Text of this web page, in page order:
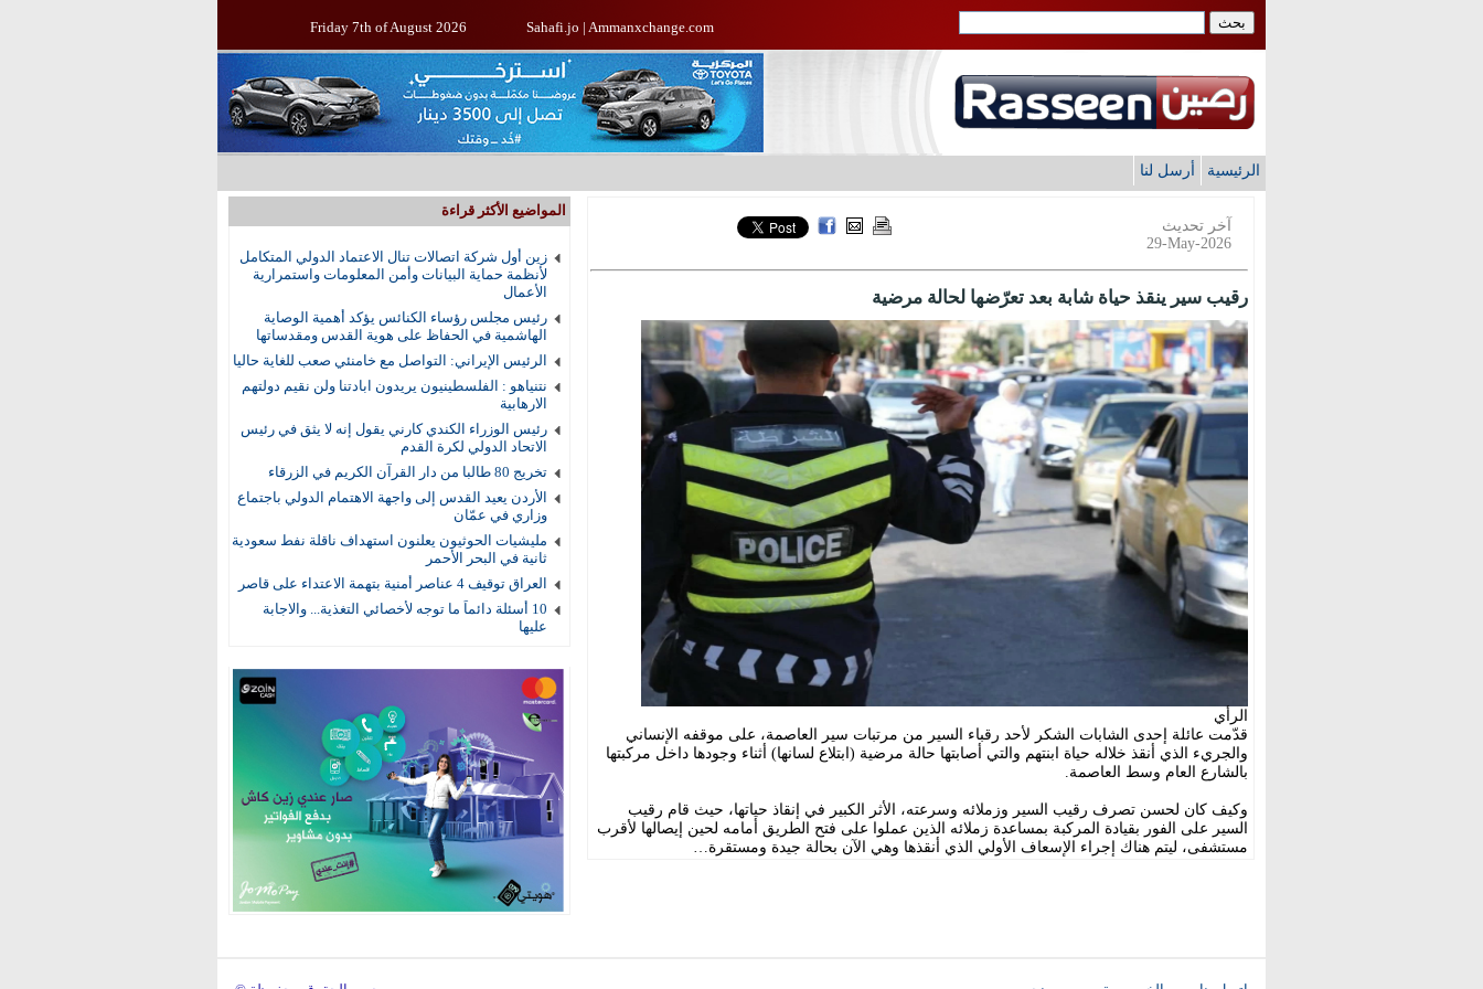
Friday 7th of August 2026 Sahafi.jo | Ammanxchange.com
الرئيسية أرسل لنا
المواضيع الأكثر قراءة
زين أول شركة اتصالات تنال الاعتماد الدولي المتكامل
لأنظمة حماية البيانات وأمن المعلومات واستمرارية
الأعمال
رئيس مجلس رؤساء الكنائس يؤكد أهمية الوصاية
الهاشمية في الحفاظ على هوية القدس ومقدساتها
الرئيس الإيراني: التواصل مع خامنئي صعب للغاية حاليا
نتنياهو : الفلسطينيون يريدون ابادتنا ولن نقيم دولتهم
الارهابية
رئيس الوزراء الكندي كارني يقول إنه لا يثق في رئيس
الاتحاد الدولي لكرة القدم
تخريج 80 طالبا من دار القرآن الكريم في الزرقاء
الأردن يعيد القدس إلى واجهة الاهتمام الدولي باجتماع
وزاري في عمّان
مليشيات الحوثيون يعلنون استهداف ناقلة نفط سعودية
ثانية في البحر الأحمر
العراق توقيف 4 عناصر أمنية بتهمة الاعتداء على قاصر
10 أسئلة دائماً ما توجه لأخصائي التغذية... والاجابة
عليها
آخر تحديث
29-May-2026
رقيب سير ينقذ حياة شابة بعد تعرّضها لحالة مرضية
الرأي
قدّمت عائلة إحدى الشابات الشكر لأحد رقباء السير من مرتبات سير العاصمة، على موقفه الإنساني
والجريء الذي أنقذ خلاله حياة ابنتهم والتي أصابتها حالة مرضية (ابتلاع لسانها) أثناء وجودها داخل مركبتها
بالشارع العام وسط العاصمة.
وكيف كان لحسن تصرف رقيب السير وزملائه وسرعته، الأثر الكبير في إنقاذ حياتها، حيث قام رقيب
السير على الفور بقيادة المركبة بمساعدة زملائه الذين عملوا على فتح الطريق أمامه لحين إيصالها لأقرب
مستشفى، ليتم هناك إجراء الإسعاف الأولي الذي أنقذها وهي الآن بحالة جيدة ومستقرة…